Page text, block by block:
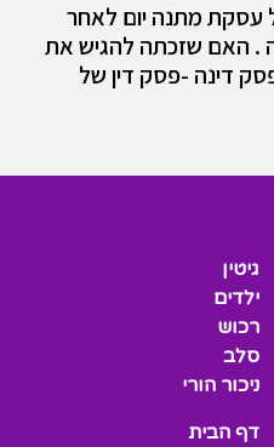
עסקת מתנה יום לאחר
. האם שזכתה להגיש את
דינה -פסק דין של
גיטין
ילדים
רכוש
סלב
ניכור הורי
דף הבית